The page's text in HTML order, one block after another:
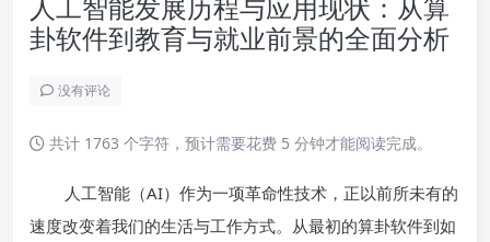
卦软件到教育与就业前景的全面分析
没有评论
共计 1763 个字符，预计需要花费 5 分钟才能阅读完成。
人工智能（AI）作为一项革命性技术，正以前所未有的
速度改变着我们的生活与工作方式。从最初的算卦软件到如